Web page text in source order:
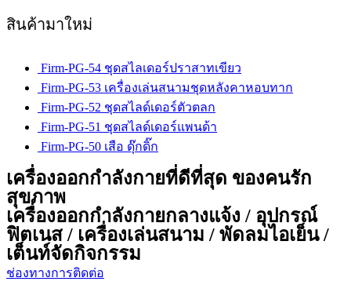
สินค้ามาใหม่
Firm-PG-54 ชุดสไลเดอร์ปราสาทเขียว
Firm-PG-53 เครื่องเล่นสนามชุดหลังคาหอบทาก
Firm-PG-52 ชุดสไลด์เดอร์ตัวตลก
Firm-PG-51 ชุดสไลด์เดอร์แพนด้า
Firm-PG-50 เสือ ดุ๊กดิ๊ก
เครื่องออกกำลังกายที่ดีที่สุด ของคนรัก
สุขภาพ
เครื่องออกกำลังกายกลางแจ้ง / อุปกรณ์
ฟิตเนส / เครื่องเล่นสนาม / พัดลมไอเย็น /
เต็นท์จัดกิจกรรม
ช่องทางการติดต่อ